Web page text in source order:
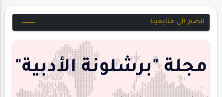
هايكو
interview
انضم الى متابعينا
مجلة "برشلونة الأدبية"